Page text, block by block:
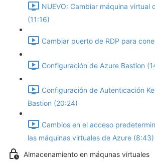
NUEVO: Cambiar máquina virtual
(11:16)
Cambiar puerto de RDP para
Configuración de Azure Bastion
Configuración de Autenticación
Bastion (20:24)
Cambios en el acceso
las máquinas virtuales de Azure (8:43)
Almacenamiento en máqunas virtuales